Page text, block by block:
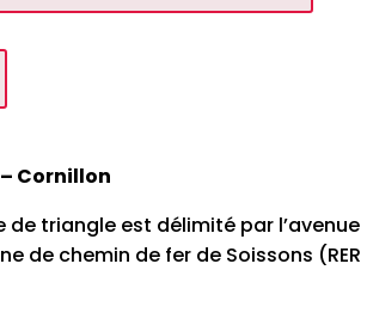
Cornillon
de triangle est délimité par l’avenue
de chemin de fer de Soissons (RER